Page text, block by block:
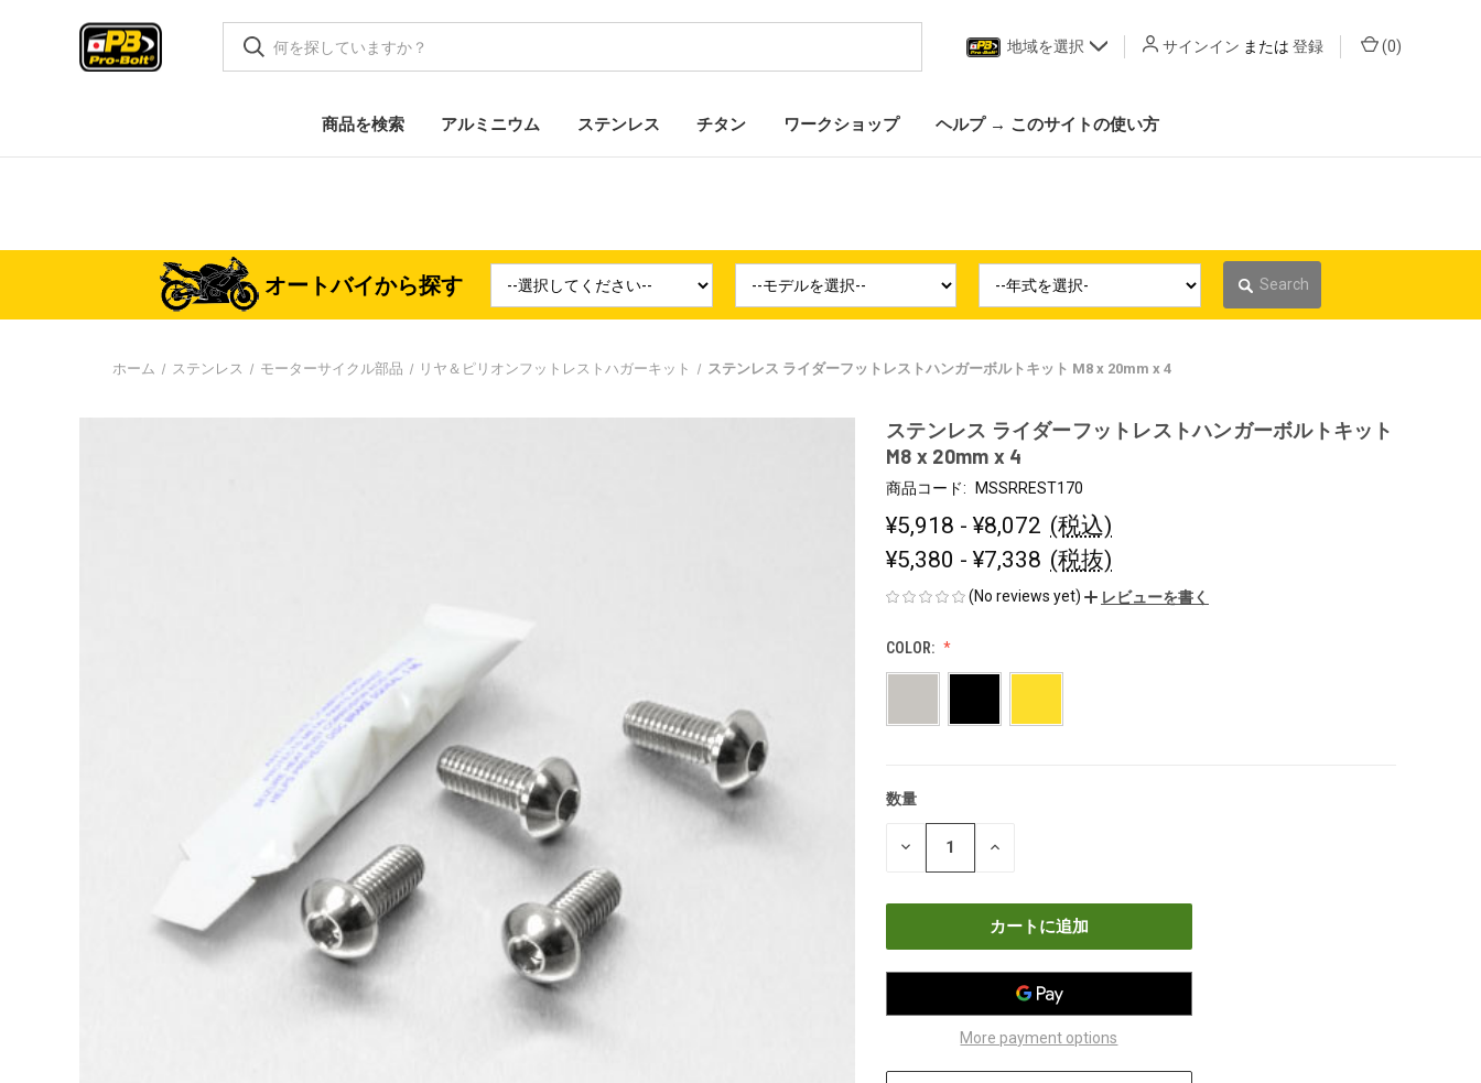
地域を選択 サインイン または 登録 (0)
商品を検索 アルミニウム ステンレス チタン ワークショップ ヘルプ → このサイトの使い方
オートバイから探す Search
ホーム ステンレス モーターサイクル部品 リヤ＆ピリオンフットレストハガーキット ステンレス ライダーフットレストハンガーボルトキット M8 x 20mm x 4
ステンレス ライダーフットレストハンガーボルトキット
M8 x 20mm x 4
商品コード: MSSRREST170
¥5,918 - ¥8,072 (税込)
¥5,380 - ¥7,338 (税抜)
(No reviews yet) レビューを書く
COLOR:
現
数量
数
ら
数
や
す
More payment options